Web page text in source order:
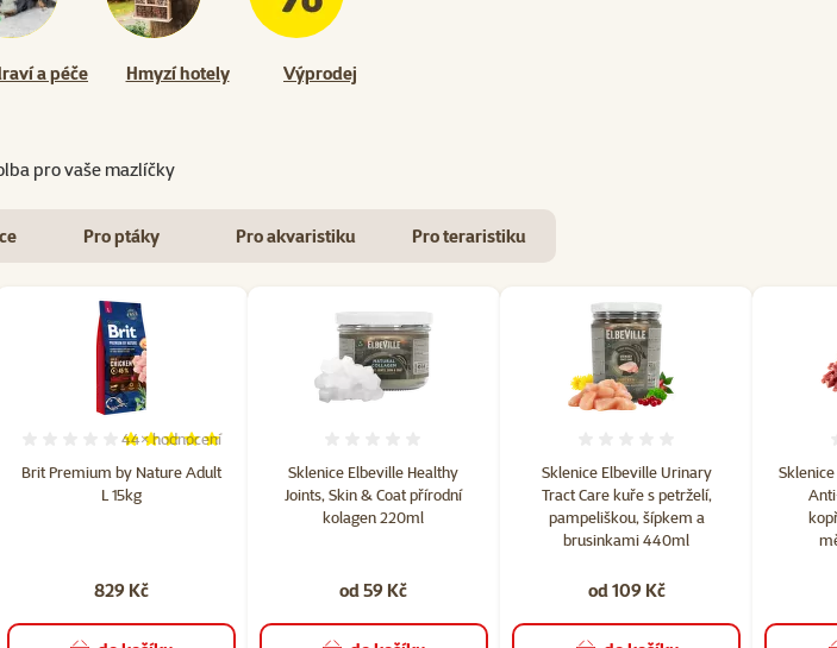
a péče Hmyzí hotely Výprodej
pro vaše mazlíčky
Pro ptáky Pro akvaristiku Pro teraristiku
hodnocení: 2
Brit Premium by Nature Adult
L 15kg
Hodnocení 97%, počet hodnocení: 44
44×hodnocení
829 Kč
Sklenice Elbeville Healthy
Joints, Skin & Coat přírodní
kolagen 220ml
od 59 Kč
Sklenice Elbeville Urinary
Tract Care kuře s petrželí,
pampeliškou, šípkem a
brusinkami 440ml
od 109 Kč